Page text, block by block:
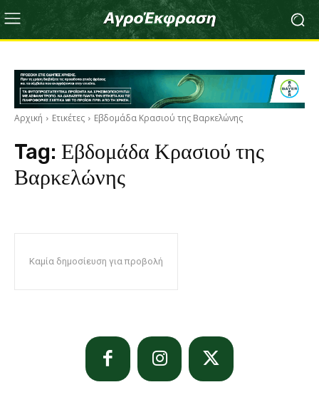
Αρχική Ετικέτες Εβδομάδα Κρασιού της Βαρκελώνης
Tag: Εβδομάδα Κρασιού της
Βαρκελώνης
Καμία δημοσίευση για προβολή